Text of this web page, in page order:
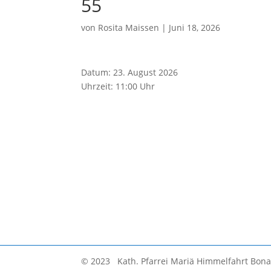
55
von Rosita Maissen | Juni 18, 2026
Datum:23. August 2026
Uhrzeit: 11:00 Uhr
© 2023 Kath. Pfarrei Mariä Himmelfahrt